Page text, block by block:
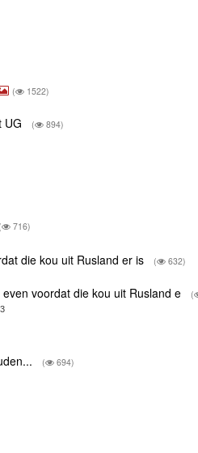
( 1522)
UG ( 894)
( 716)
die kou uit Rusland er is ( 632)
voordat die kou uit Rusland e (
( 694)